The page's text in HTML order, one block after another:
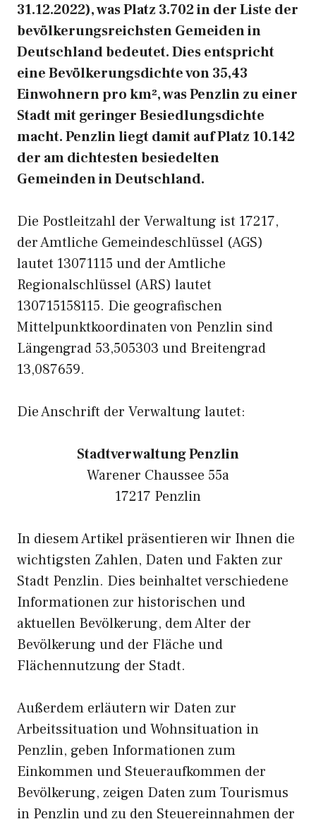
31.12.2022), was Platz 3.702 in der Liste der
bevölkerungsreichsten Gemeiden in
Deutschland bedeutet. Dies entspricht
eine Bevölkerungsdichte von 35,43
Einwohnern pro km², was Penzlin zu einer
Stadt mit geringer Besiedlungsdichte
macht. Penzlin liegt damit auf Platz 10.142
der am dichtesten besiedelten
Gemeinden in Deutschland.
Die Postleitzahl der Verwaltung ist 17217,
der Amtliche Gemeindeschlüssel (AGS)
lautet 13071115 und der Amtliche
Regionalschlüssel (ARS) lautet
130715158115. Die geografischen
Mittelpunktkoordinaten von Penzlin sind
Längengrad 53,505303 und Breitengrad
13,087659.
Die Anschrift der Verwaltung lautet:
Stadtverwaltung Penzlin
Warener Chaussee 55a
17217 Penzlin
In diesem Artikel präsentieren wir Ihnen die
wichtigsten Zahlen, Daten und Fakten zur
Stadt Penzlin. Dies beinhaltet verschiedene
Informationen zur historischen und
aktuellen Bevölkerung, dem Alter der
Bevölkerung und der Fläche und
Flächennutzung der Stadt.
Außerdem erläutern wir Daten zur
Arbeitssituation und Wohnsituation in
Penzlin, geben Informationen zum
Einkommen und Steueraufkommen der
Bevölkerung, zeigen Daten zum Tourismus
in Penzlin und zu den Steuereinnahmen der